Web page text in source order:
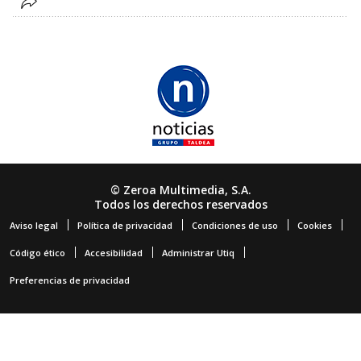
© Zeroa Multimedia, S.A.
Todos los derechos reservados
Aviso legal Política de privacidad Condiciones de uso Cookies
Código ético Accesibilidad Administrar Utiq
Preferencias de privacidad